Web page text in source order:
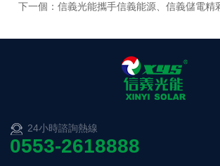
24小時諮詢熱線
0553-2618888